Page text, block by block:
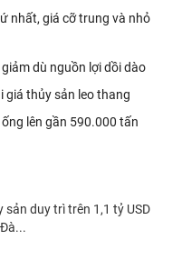
nhất, giá cỡ trung và nhỏ
dù nguồn lợi dồi dào
giá thủy sản leo thang
lên gần 590.000 tấn
sản duy trì trên 1,1 tỷ USD